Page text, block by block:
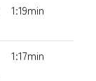
1:19min
1:17min